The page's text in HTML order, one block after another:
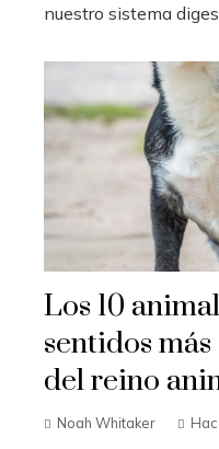
nuestro sistema
Los 10
sentidos
del reino
Noah Whitaker